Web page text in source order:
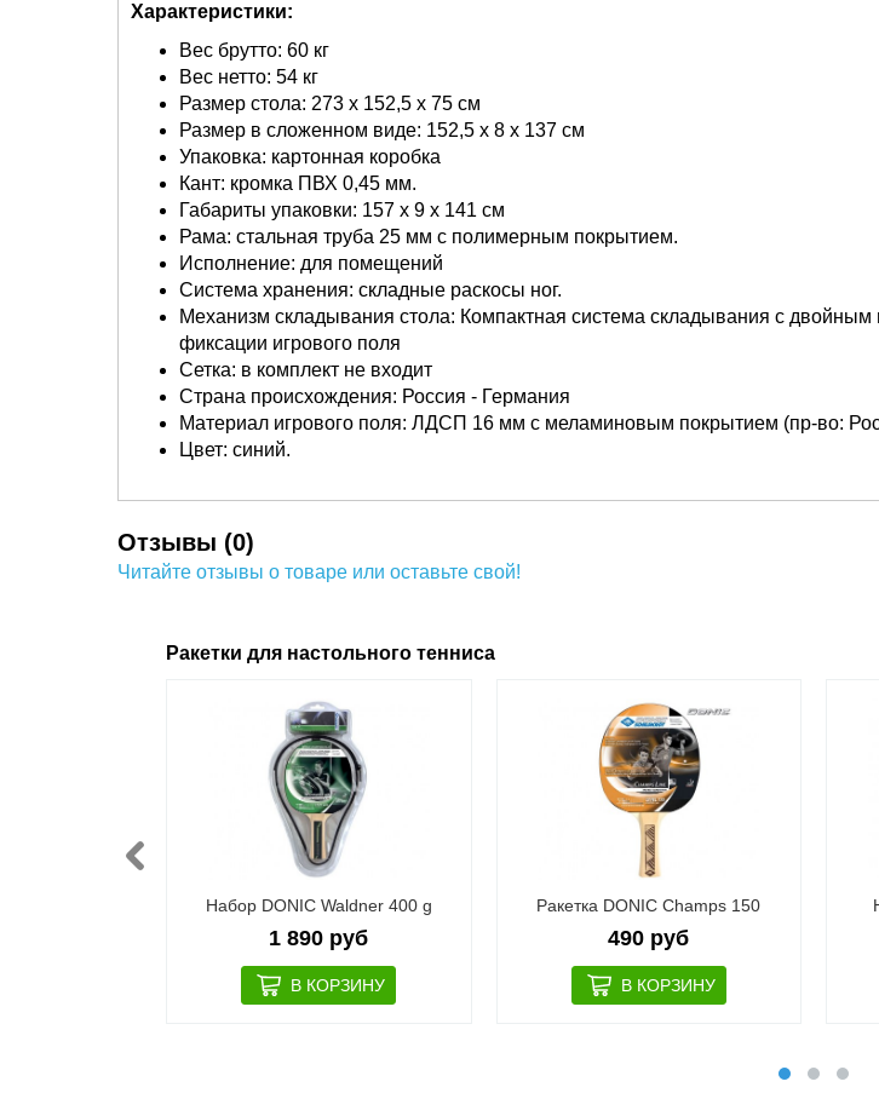
Характеристики:
Вес брутто: 60 кг
Вес нетто: 54 кг
Размер стола: 273 х 152,5 х 75 см
Размер в сложенном виде: 152,5 х 8 х 137 см
Упаковка: картонная коробка
Кант: кромка ПВХ 0,45 мм.
Габариты упаковки: 157 х 9 х 141 см
Рама: стальная труба 25 мм с полимерным покрытием.
Исполнение: для помещений
Система хранения: складные раскосы ног.
Механизм складывания стола: Компактная система складывания с
фиксации игрового поля
Сетка: в комплект не входит
Страна происхождения: Россия - Германия
Материал игрового поля: ЛДСП 16 мм с меламиновым покрытием (пр-во:
Цвет: синий.
Отзывы (0)
Читайте отзывы о товаре или оставьте свой!
Ракетки для настольного тенниса
Набор DONIC Waldner 400 g
1 890 руб
Ракетка DONIC Champs 150
490 руб